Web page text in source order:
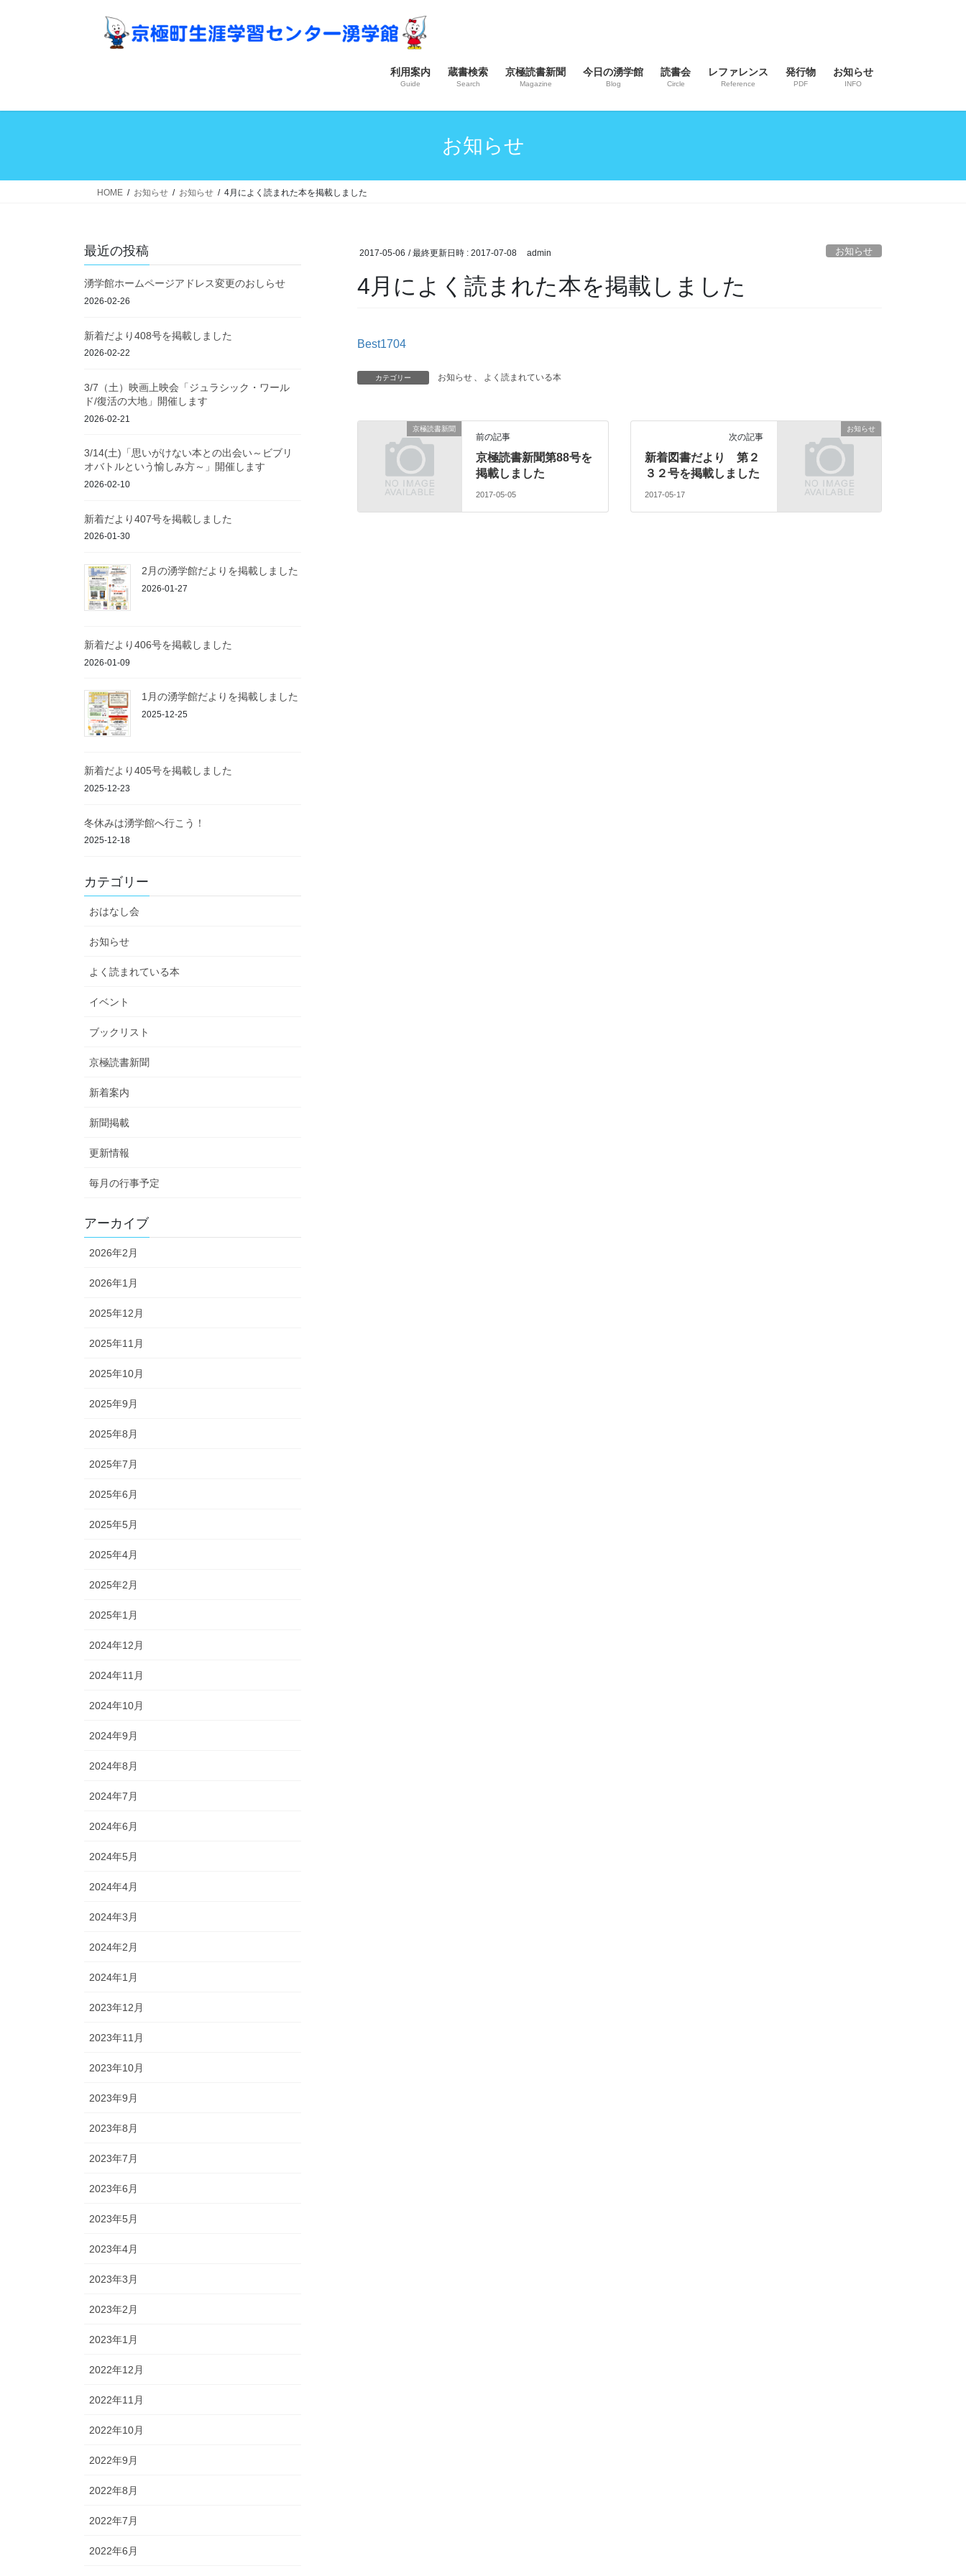
ス
ン
利用案内
Guide
蔵書検索
Search
京極読書新聞
Magazine
今日の湧学館
Blog
読書会
Circle
レファレンス
Reference
発行物
PDF
お知らせ
INFO
お知らせ
HOME お知らせ お知らせ 4月によく読まれた本を掲載しました
2017-05-06 / 最終更新日時 : 2017-07-08 admin お知らせ
4月によく読まれた本を掲載しました
Best1704
カテゴリー お知らせ 、 よく読まれている本
京極読書新聞
前の記事
京極読書新聞第88号を
掲載しました
2017-05-05
お知らせ
次の記事
新着図書だより 第２
３２号を掲載しました
2017-05-17
最近の投稿
湧学館ホームページアドレス変更のおしらせ
2026-02-26
新着だより408号を掲載しました
2026-02-22
3/7（土）映画上映会「ジュラシック・ワール
ド/復活の大地」開催します
2026-02-21
3/14(土)「思いがけない本との出会い～ビブリ
オバトルという愉しみ方～」開催します
2026-02-10
新着だより407号を掲載しました
2026-01-30
2月の湧学館だよりを掲載しました
2026-01-27
新着だより406号を掲載しました
2026-01-09
1月の湧学館だよりを掲載しました
2025-12-25
新着だより405号を掲載しました
2025-12-23
冬休みは湧学館へ行こう！
2025-12-18
カテゴリー
おはなし会
お知らせ
よく読まれている本
イベント
ブックリスト
京極読書新聞
新着案内
新聞掲載
更新情報
毎月の行事予定
アーカイブ
2026年2月
2026年1月
2025年12月
2025年11月
2025年10月
2025年9月
2025年8月
2025年7月
2025年6月
2025年5月
2025年4月
2025年2月
2025年1月
2024年12月
2024年11月
2024年10月
2024年9月
2024年8月
2024年7月
2024年6月
2024年5月
2024年4月
2024年3月
2024年2月
2024年1月
2023年12月
2023年11月
2023年10月
2023年9月
2023年8月
2023年7月
2023年6月
2023年5月
2023年4月
2023年3月
2023年2月
2023年1月
2022年12月
2022年11月
2022年10月
2022年9月
2022年8月
2022年7月
2022年6月